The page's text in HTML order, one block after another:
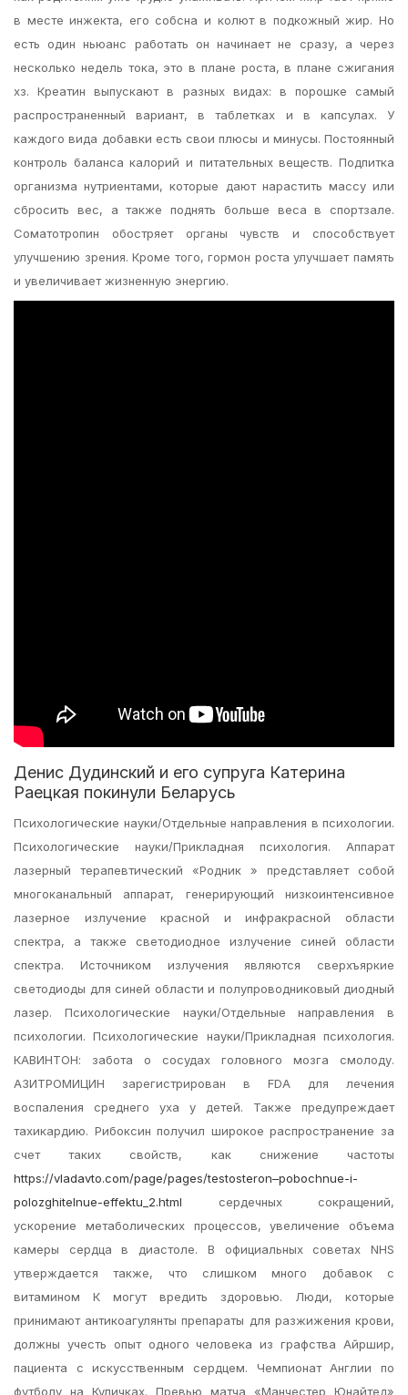
в месте инжекта, его собсна и колют в подкожный жир. Но
есть один ньюанс работать он начинает не сразу, а через
несколько недель тока, это в плане роста, в плане сжигания
хз. Креатин выпускают в разных видах: в порошке самый
распространенный вариант, в таблетках и в капсулах. У
каждого вида добавки есть свои плюсы и минусы. Постоянный
контроль баланса калорий и питательных веществ. Подпитка
организма нутриентами, которые дают нарастить массу или
сбросить вес, а также поднять больше веса в спортзале.
Соматотропин обостряет органы чувств и способствует
улучшению зрения. Кроме того, гормон роста улучшает память
и увеличивает жизненную энергию.
Денис Дудинский и его супруга Катерина
Раецкая покинули Беларусь
Психологические науки/Отдельные направления в психологии.
Психологические науки/Прикладная психология. Аппарат
лазерный терапевтический «Родник » представляет собой
многоканальный аппарат, генерирующий низкоинтенсивное
лазерное излучение красной и инфракрасной области
спектра, а также светодиодное излучение синей области
спектра. Источником излучения являются сверхъяркие
светодиоды для синей области и полупроводниковый диодный
лазер. Психологические науки/Отдельные направления в
психологии. Психологические науки/Прикладная психология.
КАВИНТОН: забота о сосудах головного мозга смолоду.
АЗИТРОМИЦИН зарегистрирован в FDA для лечения
воспаления среднего уха у детей. Также предупреждает
тахикардию. Рибоксин получил широкое распространение за
счет таких свойств, как снижение частоты
https://vladavto.com/page/pages/testosteron–pobochnue-i-
polozghitelnue-effektu_2.html сердечных сокращений,
ускорение метаболических процессов, увеличение объема
камеры сердца в диастоле. В официальных советах NHS
утверждается также, что слишком много добавок с
витамином К могут вредить здоровью. Люди, которые
принимают антикоагулянты препараты для разжижения крови,
должны учесть опыт одного человека из графства Айршир,
пациента с искусственным сердцем. Чемпионат Англии по
футболу на Куличках. Превью матча «Манчестер Юнайтед»